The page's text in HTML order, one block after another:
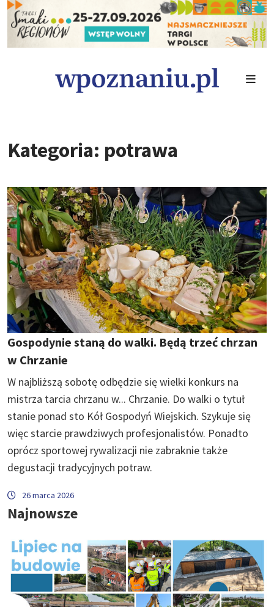
Kategoria: potrawa
Gospodynie staną do walki. Będą trzeć chrzan
w Chrzanie
W najbliższą sobotę odbędzie się wielki konkurs na
mistrza tarcia chrzanu w... Chrzanie. Do walki o tytuł
stanie ponad sto Kół Gospodyń Wiejskich. Szykuje się
więc starcie prawdziwych profesjonalistów. Ponadto
oprócz sportowej rywalizacji nie zabraknie także
degustacji tradycyjnych potraw.
26 marca 2026
Najnowsze